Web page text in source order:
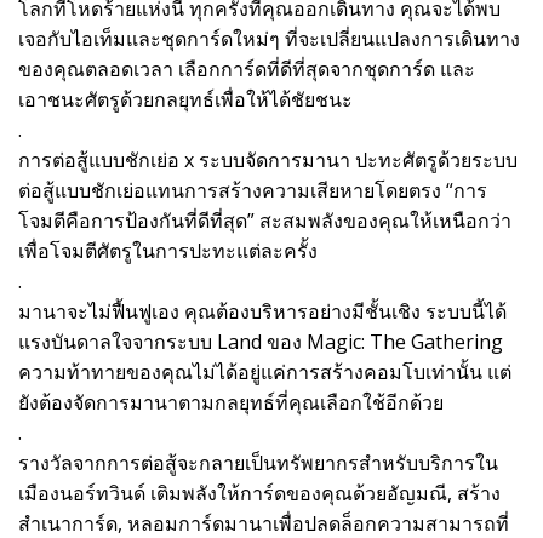
โลกที่โหดร้ายแห่งนี้ ทุกครั้งที่คุณออกเดินทาง คุณจะได้พบ
เจอกับไอเท็มและชุดการ์ดใหม่ๆ ที่จะเปลี่ยนแปลงการเดินทาง
ของคุณตลอดเวลา เลือกการ์ดที่ดีที่สุดจากชุดการ์ด และ
เอาชนะศัตรูด้วยกลยุทธ์เพื่อให้ได้ชัยชนะ
.
การต่อสู้แบบชักเย่อ x ระบบจัดการมานา ปะทะศัตรูด้วยระบบ
ต่อสู้แบบชักเย่อแทนการสร้างความเสียหายโดยตรง “การ
โจมตีคือการป้องกันที่ดีที่สุด” สะสมพลังของคุณให้เหนือกว่า
เพื่อโจมตีศัตรูในการปะทะแต่ละครั้ง
.
มานาจะไม่ฟื้นฟูเอง คุณต้องบริหารอย่างมีชั้นเชิง ระบบนี้ได้
แรงบันดาลใจจากระบบ Land ของ Magic: The Gathering
ความท้าทายของคุณไม่ได้อยู่แค่การสร้างคอมโบเท่านั้น แต่
ยังต้องจัดการมานาตามกลยุทธ์ที่คุณเลือกใช้อีกด้วย
.
รางวัลจากการต่อสู้จะกลายเป็นทรัพยากรสำหรับบริการใน
เมืองนอร์ทวินด์ เติมพลังให้การ์ดของคุณด้วยอัญมณี, สร้าง
สำเนาการ์ด, หลอมการ์ดมานาเพื่อปลดล็อกความสามารถที่